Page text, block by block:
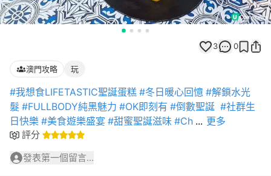
3 0
澳門攻略 玩
#我想食LIFETASTIC聖誕蛋糕 #冬日暖心回憶 #解鎖水光
髮 #FULLBODY純黑魅力 #OK即刻有 #倒數聖誕 #社群生
日快樂 #美食遊樂盛宴 #甜蜜聖誕滋味 #Ch ... 更多
評分
發表第一個留言...